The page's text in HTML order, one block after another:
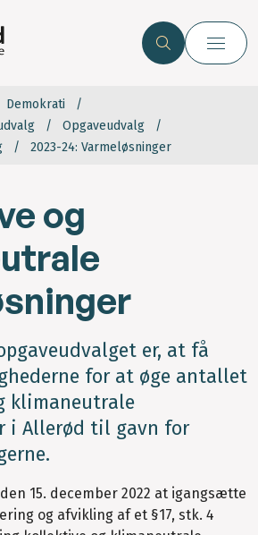
Demokrati
Opgaveudvalg
2023-24: Varmeløsninger
og
er, at få
for at øge antallet
klimaneutrale
i Allerød til gavn for
15. december 2022 at igangsætte
og afvikling af et §17, stk. 4